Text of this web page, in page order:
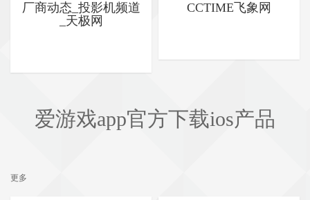
厂商动态_投影机频道
_天极网
CCTIME飞象网
爱游戏app官方下载ios产品
更多